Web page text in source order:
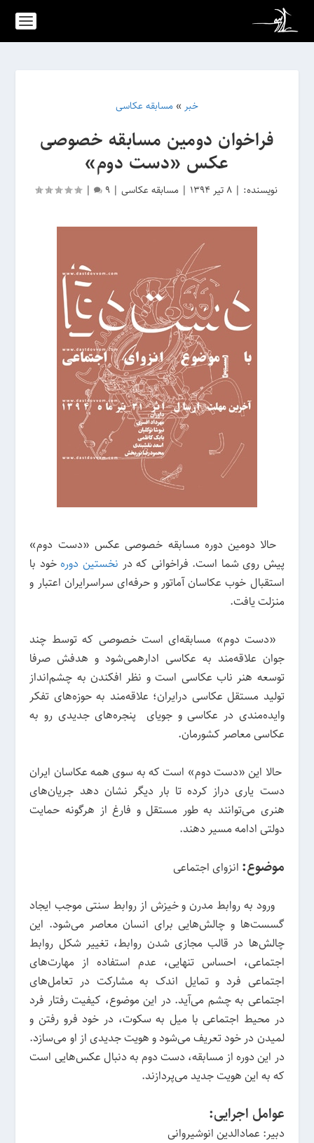
خبر » مسابقه عکاسی
فراخوان دومین مسابقه خصوصی
عکس «دست دوم»
نویسنده: | 8 تیر 1394 | مسابقه عکاسی |
9
|
حالا دومین دوره مسابقه خصوصی عکس «دست دوم»
پیش روی شما است. فراخوانی که در نخستین دوره خود با
استقبال خوب عکاسان آماتور و حرفه‌ای سراسر‌ایران اعتبار و
منزلت یافت.
«دست دوم» مسابقه‌ای است خصوصی که توسط چند
جوان علاقه‌مند به عکاسی ادارهمی‌شود و هدفش صرفا
توسعه هنر ناب عکاسی است و نظر افکندن به چشم‌انداز
تولید مستقل عکاسی در‌ایران؛ علاقه‌مند به حوزه‌های تفکر
و‌ایده‌مندی در عکاسی و جویای پنجره‌های جدیدی رو به
عکاسی معاصر کشورمان.
حالا ‌این «دست دوم» است که به سوی همه عکاسان ‌ایران
دست یاری دراز کرده تا بار دیگر نشان دهد جریان‌های
هنری می‌توانند به طور مستقل و فارغ از هرگونه حمایت
دولتی ادامه مسیر دهند.
موضوع: انزوای اجتماعی
ورود به روابط مدرن و خیزش از روابط سنتی موجب ‌ایجاد
گسست‌ها و چالش‌هایی برای انسان معاصر می‌شود. ‌این
چالش‌ها در قالب مجازی شدن روابط، تغییر شکل روابط
اجتماعی، احساس تنهایی، عدم استفاده از مهارت‌های
اجتماعی فرد و تمایل اندک به مشارکت در تعامل‌های
اجتماعی به چشم می‌آید. در‌ این موضوع، کیفیت رفتار فرد
در محیط اجتماعی با میل به سکوت، در خود فرو رفتن و
لمیدن در خود تعریف می‌شود و هویت جدیدی از او می‌سازد.
در‌ این دوره از مسابقه، دست دوم به دنبال عکس‌هایی است
که به ‌این هویت جدید می‌پردازند.
عوامل اجرایی:
دبیر: عمادالدین انوشیروانی